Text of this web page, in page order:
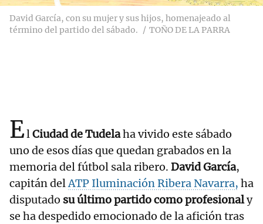
David García, con su mujer y sus hijos, homenajeado al
término del partido del sábado.
TOÑO DE LA PARRA
ElCiudad de Tudelaha vivido este sábado
uno de esos días que quedan grabados en la
memoria del fútbol sala ribero. David García,
capitán delATP Iluminación Ribera Navarra, ha
disputado su último partido como profesionaly
se ha despedido emocionado de la afición tras